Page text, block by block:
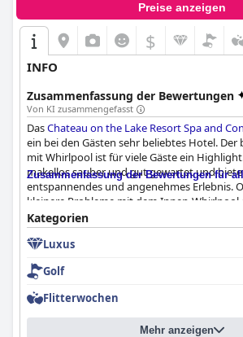
Preise anzeigen
$
INFO
Zusammenfassung der Bewertungen
Von KI zusammengefasst
DasChateau on the Lake Resort Spa and
ein bei den Gästen sehr beliebtes Hotel.
mit Whirlpool ist für viele Gäste ein
makellos sauber und gut gewartet und
entspannendes und angenehmes Erlebnis.
kleinere Probleme mit dem Innen-Whirlpool
Einrichtungen insgesamt außergewöhnlich.
Hallenbad schwärmen die Gäste von der
dem freundlichen Personal des Hotels.
Chateau on the Lake Resort Spa and
Favorit unter den Gästen, die ein gut
angenehmes Hallenbad sowie eine
Ausstattung und einen hervorragenden
wissen.
Zusammenfassung der Bewertungen für
Kategorien
Luxus
Golf
Flitterwochen
Mehr anzeigen